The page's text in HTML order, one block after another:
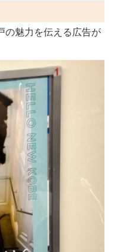
の魅力を伝える広告が